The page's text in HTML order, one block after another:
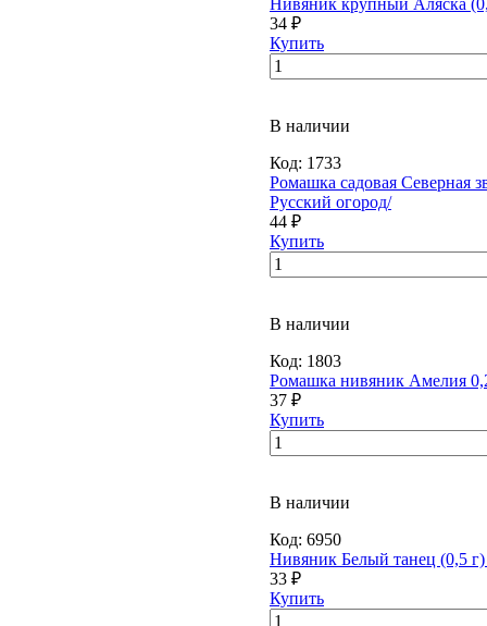
Нивяник крупный Аляска
34 ₽
Купить
В наличии
Код: 1733
Ромашка садовая Северная
Русский огород/
44 ₽
Купить
В наличии
Код: 1803
Ромашка нивяник Амелия
37 ₽
Купить
В наличии
Код: 6950
Нивяник Белый танец (0,5
33 ₽
Купить